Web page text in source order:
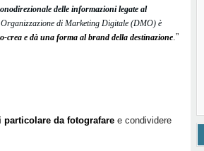
delle informazioni legate al
di Marketing Digitale (DMO) è
crea e dà una forma al brand della destinazione.”
da fotografare e condividere